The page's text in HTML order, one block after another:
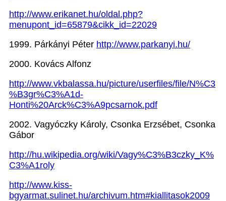
http://www.erikanet.hu/oldal.php?
menupont_id=65879&cikk_id=22029
1999. Párkányi Péter http://www.parkanyi.hu/
2000. Kovács Alfonz
http://www.vkbalassa.hu/picture/userfiles/file/N%C3
%B3gr%C3%A1d-
Honti%20Arck%C3%A9pcsarnok.pdf
2002. Vagyóczky Károly, Csonka Erzsébet, Csonka
Gábor
http://hu.wikipedia.org/wiki/Vagy%C3%B3czky_K%
C3%A1roly
http://www.kiss-
bgyarmat.sulinet.hu/archivum.htm#kiallitasok2009